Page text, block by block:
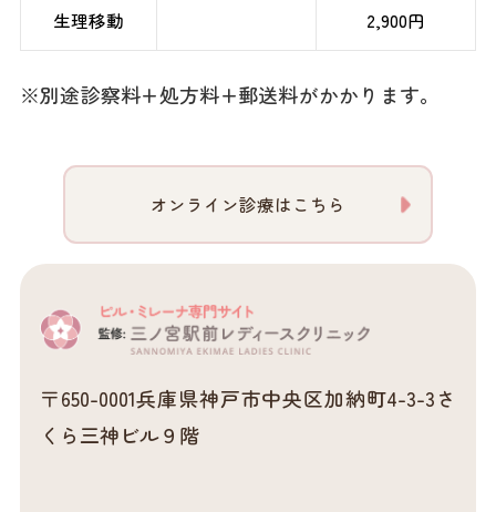
生理移動 2,900円
※別途診察料+処方料+郵送料がかかります。
オンライン診療はこちら
〒650-0001兵庫県神戸市中央区加納町4-3-3さ
くら三神ビル９階